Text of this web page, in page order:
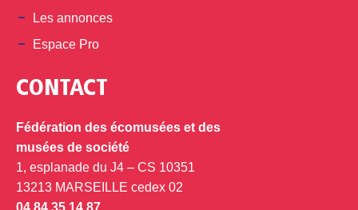
Les annonces
Espace Pro
CONTACT
Fédération des écomusées et des
musées de société
1, esplanade du J4 – CS 10351
13213 MARSEILLE cedex 02
04 84 35 14 87